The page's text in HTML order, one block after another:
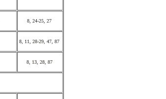
8, 24-25, 27
8, 11, 28-29, 47, 87
8, 13, 28, 87